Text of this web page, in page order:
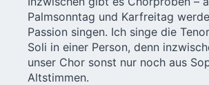
Palmsonntag und Karfreitag
Passion singen. Ich singe die
Soli in einer Person, denn
unser Chor sonst nur noch aus
Altstimmen.